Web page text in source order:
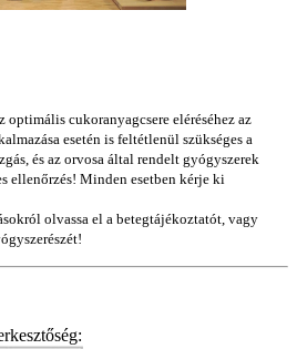
optimális cukoranyagcsere eléréséhez az
esetén is feltétlenül szükséges a
és az orvosa által rendelt gyógyszerek
ellenőrzés! Minden esetben kérje ki
olvassa el a betegtájékoztatót, vagy